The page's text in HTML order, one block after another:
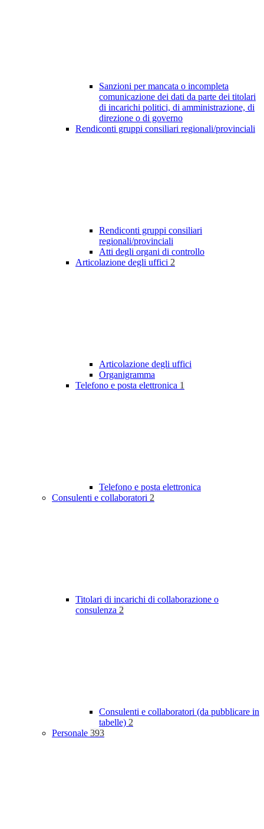
Sanzioni per mancata o incompleta
comunicazione dei dati da parte dei titolari
di incarichi politici, di amministrazione, di
direzione o di governo
Rendiconti gruppi consiliari regionali/provinciali
Rendiconti gruppi consiliari
regionali/provinciali
Atti degli organi di controllo
Articolazione degli uffici 2
Articolazione degli uffici
Organigramma
Telefono e posta elettronica 1
Telefono e posta elettronica
Consulenti e collaboratori 2
Titolari di incarichi di collaborazione o
consulenza 2
Consulenti e collaboratori (da pubblicare in
tabelle) 2
Personale 393